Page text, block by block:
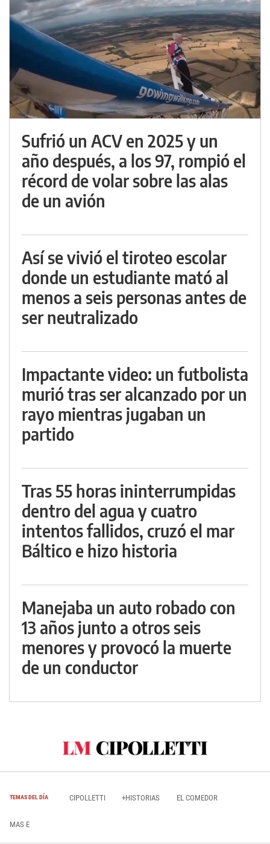
Sufrió un ACV en 2025 y un
año después, a los 97, rompió el
récord de volar sobre las alas
de un avión
Así se vivió el tiroteo escolar
donde un estudiante mató al
menos a seis personas antes de
ser neutralizado
Impactante video: un futbolista
murió tras ser alcanzado por un
rayo mientras jugaban un
partido
Tras 55 horas ininterrumpidas
dentro del agua y cuatro
intentos fallidos, cruzó el mar
Báltico e hizo historia
Manejaba un auto robado con
13 años junto a otros seis
menores y provocó la muerte
de un conductor
TEMAS DEL DÍA CIPOLLETTI +HISTORIAS EL COMEDOR
MAS E